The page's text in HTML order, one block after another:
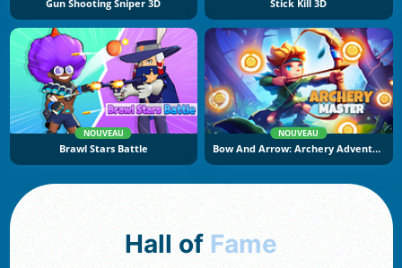
Gun Shooting Sniper 3D Stick Kill 3D
NOUVEAU
Brawl Stars Battle
NOUVEAU
Bow And Arrow: Archery Adventure
Hall of Fame